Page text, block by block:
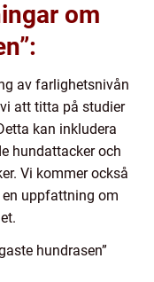
om
av farlighetsnivån
att titta på studier
kan inkludera
hundattacker och
Vi kommer också
uppfattning om
hundrasen”